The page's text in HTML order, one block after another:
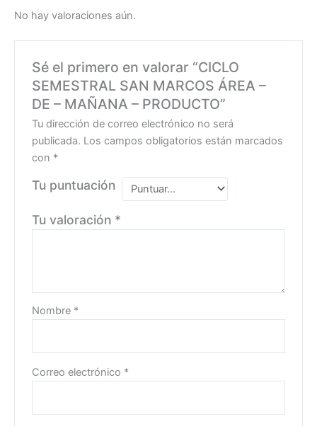
No hay valoraciones aún.
Sé el primero en valorar “CICLO
SEMESTRAL SAN MARCOS ÁREA –
DE – MAÑANA – PRODUCTO”
Tu dirección de correo electrónico no será
publicada. Los campos obligatorios están marcados
con *
Tu puntuación
Tu valoración *
Nombre *
Correo electrónico *